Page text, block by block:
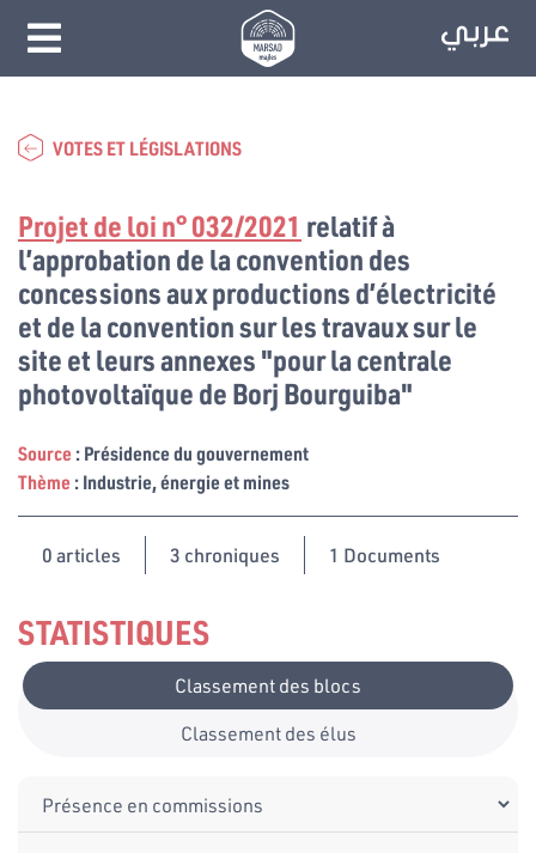
VOTES ET LÉGISLATIONS
STATISTIQUES
Classement des blocs
Classement des élus
Projet de loi n° 032/2021 relatif à
l’approbation de la convention des
concessions aux productions d’électricité
et de la convention sur les travaux sur le
site et leurs annexes "pour la centrale
photovoltaïque de Borj Bourguiba"
Source: Présidence du gouvernement
Thème: Industrie, énergie et mines
0articles 3 chroniques 1 Documents